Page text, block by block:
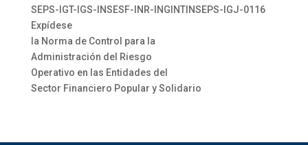
SEPS-IGT-IGS-INSESF-INR-INGINTINSEPS-IGJ-0116
Expídese
la Norma de Control para la
Administración del Riesgo
Operativo en las Entidades del
Sector Financiero Popular y Solidario